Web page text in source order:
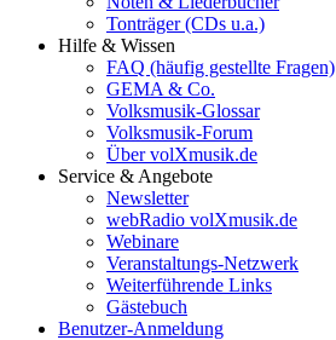
Tonträger (CDs u.a.)
Hilfe & Wissen
FAQ (häufig gestellte Fragen)
GEMA & Co.
Volksmusik-Glossar
Volksmusik-Forum
Über volXmusik.de
Service & Angebote
Newsletter
webRadio volXmusik.de
Webinare
Veranstaltungs-Netzwerk
Weiterführende Links
Gästebuch
Benutzer-Anmeldung